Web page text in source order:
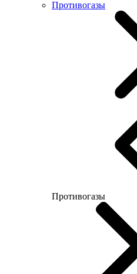
Противогазы
Противогазы